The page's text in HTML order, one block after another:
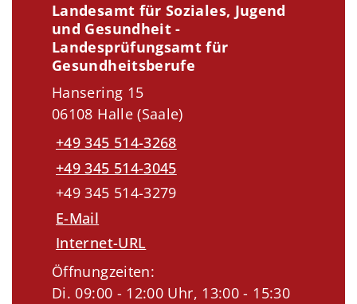
Landesamt für Soziales, Jugend
und Gesundheit -
Landesprüfungsamt für
Gesundheitsberufe
Hansering 15
06108 Halle (Saale)
+49 345 514-3268
+49 345 514-3045
+49 345 514-3279
E-Mail
Internet-URL
Öffnungzeiten:
Di. 09:00 - 12:00 Uhr, 13:00 - 15:30